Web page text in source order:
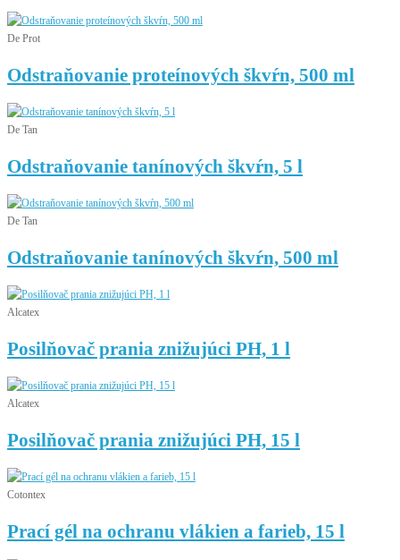
De Prot
Odstraňovanie proteínových škvŕn, 500 ml
De Tan
Odstraňovanie tanínových škvŕn, 5 l
De Tan
Odstraňovanie tanínových škvŕn, 500 ml
Alcatex
Posilňovač prania znižujúci PH, 1 l
Alcatex
Posilňovač prania znižujúci PH, 15 l
Cotontex
Prací gél na ochranu vlákien a farieb, 15 l